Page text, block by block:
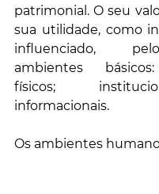
patrimonial. O seu
sua utilidade, como
influenciado,
ambientes
físicos;
informacionais.
Os ambientes